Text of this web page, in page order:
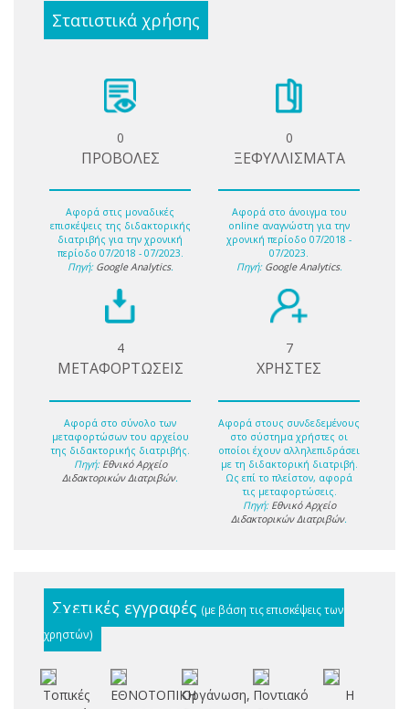
Στατιστικά χρήσης
0
ΠΡΟΒΟΛΕΣ
Αφορά στις μοναδικές
επισκέψεις της διδακτορικής
διατριβής για την χρονική
περίοδο 07/2018 - 07/2023.
Πηγή: Google Analytics.
0
ΞΕΦΥΛΛΙΣΜΑΤΑ
Αφορά στο άνοιγμα του
online αναγνώστη για την
χρονική περίοδο 07/2018 -
07/2023.
Πηγή: Google Analytics.
4
ΜΕΤΑΦΟΡΤΩΣΕΙΣ
Αφορά στο σύνολο των
μεταφορτώσων του αρχείου
της διδακτορικής διατριβής.
Πηγή: Εθνικό Αρχείο
Διδακτορικών Διατριβών.
7
ΧΡΗΣΤΕΣ
Αφορά στους συνδεδεμένους
στο σύστημα χρήστες οι
οποίοι έχουν αλληλεπιδράσει
με τη διδακτορική διατριβή.
Ως επί το πλείστον, αφορά
τις μεταφορτώσεις.
Πηγή: Εθνικό Αρχείο
Διδακτορικών Διατριβών.
Σχετικές εγγραφές (με βάση τις επισκέψεις των
χρηστών)
Τοπικές
ΕΘΝΟΤΟΠΙΚΗΟργάνωση, Ποντιακό
Η